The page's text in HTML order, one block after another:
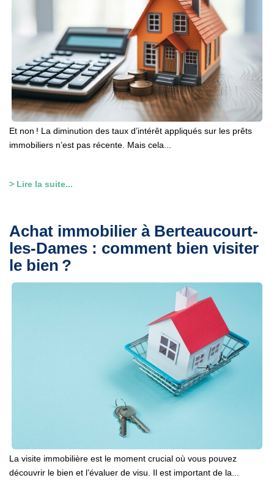
Et non ! La diminution des taux d’intérêt appliqués sur les prêts
immobiliers n’est pas récente. Mais cela...
> Lire la suite...
Achat immobilier à Berteaucourt-
les-Dames : comment bien visiter
le bien ?
La visite immobilière est le moment crucial où vous pouvez
découvrir le bien et l’évaluer de visu. Il est important de la...